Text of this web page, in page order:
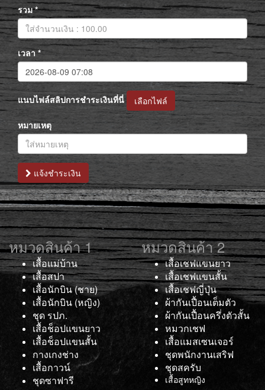
รวม*
เวลา*
แนบไฟล์สลิปการชำระเงินที่นี่ เลือกไฟล์
หมายเหตุ
แจ้งชำระเงิน
หมวดสินค้า 1
เสื้อแม่บ้าน
เสื้อสปา
เสื้อนักบิน (ชาย)
เสื้อนักบิน (หญิง)
ชุด รปภ.
เสื้อช็อปแขนยาว
เสื้อช็อปแขนสั้น
กางเกงช่าง
เสื้อกาวน์
ชุดซาฟารี
หมวดสินค้า 2
เสื้อเชฟแขนยาว
เสื้อเชฟแขนสั้น
เสื้อเชฟญี่ปุ่น
ผ้ากันเปื้อนเต็มตัว
ผ้ากันเปื้อนครึ่งตัวสั้น
หมวกเชฟ
เสื้อแมสเซนเจอร์
ชุดพนักงานเสริฟ
ชุดสครับ
เสื้อสูทหญิง